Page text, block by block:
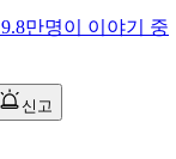
9.8만명이 이야기 중
신고